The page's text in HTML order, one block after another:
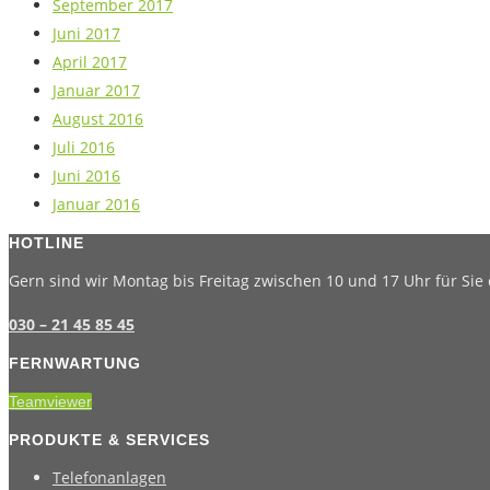
September 2017
Juni 2017
April 2017
Januar 2017
August 2016
Juli 2016
Juni 2016
Januar 2016
HOTLINE
Gern sind wir Montag bis Freitag zwischen 10 und 17 Uhr für Sie
030 – 21 45 85 45
FERNWARTUNG
Teamviewer
PRODUKTE & SERVICES
Telefonanlagen